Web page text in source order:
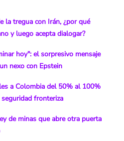
la tregua con Irán, ¿por qué
y luego acepta dialogar?
hoy": el sorpresivo mensaje
nexo con Epstein
a Colombia del 50% al 100%
fronteriza
de minas que abre otra puerta